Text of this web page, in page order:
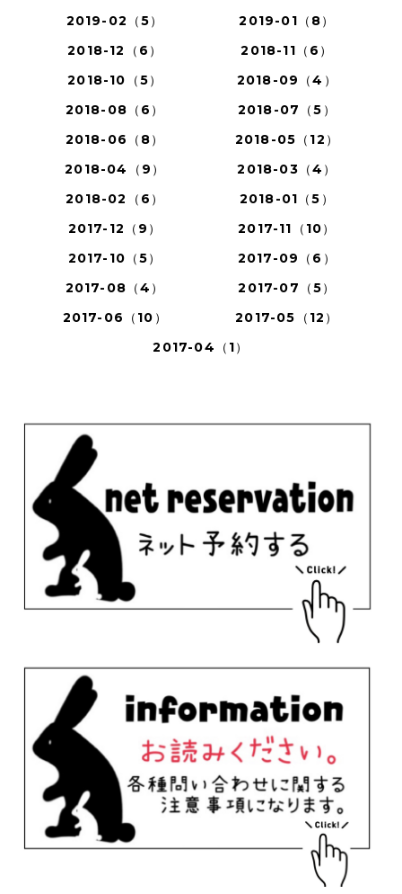
2019-02（5）
2019-01（8）
2018-12（6）
2018-11（6）
2018-10（5）
2018-09（4）
2018-08（6）
2018-07（5）
2018-06（8）
2018-05（12）
2018-04（9）
2018-03（4）
2018-02（6）
2018-01（5）
2017-12（9）
2017-11（10）
2017-10（5）
2017-09（6）
2017-08（4）
2017-07（5）
2017-06（10）
2017-05（12）
2017-04（1）